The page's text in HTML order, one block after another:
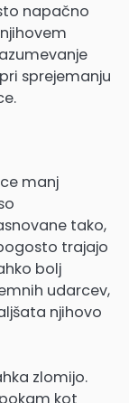
napačno
sprejemanju
manj
tako,
trajajo
bolj
udarcev,
njihovo
zlomijo.
kot